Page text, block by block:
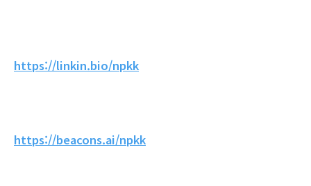
https://linkin.bio/npkk
https://beacons.ai/npkk